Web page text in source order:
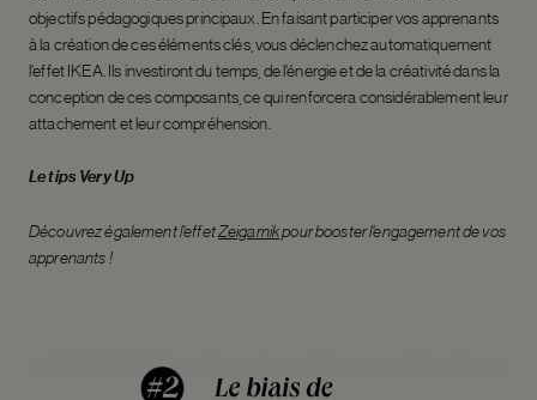
objectifs pédagogiques principaux. En faisant participer vos apprenants
à la création de ces éléments clés, vous déclenchez automatiquement
l’effet IKEA. Ils investiront du temps, de l’énergie et de la créativité dans la
conception de ces composants, ce qui renforcera considérablement leur
attachement et leur compréhension.
Le tips Very Up
Découvrez également l’effetZeigarnikpour booster l’engagement de vos
apprenants !